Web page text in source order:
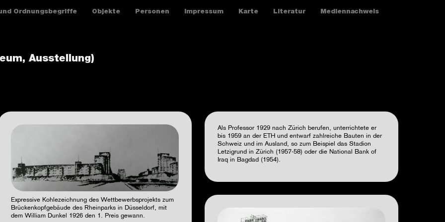
Ordnungsbegriffe Objekte Personen Impressum Karte Literatur Mediennachweis
Ausstellung)
Expressive Kohlezeichnung des Wettbewerbsprojekts zum
Brückenkopfgebäude des Rheinparks in Düsseldorf, mit
dem William Dunkel 1926 den 1. Preis gewann.
Als Professor 1929 nach Zürich berufen, unterrichtete er
bis 1959 an der ETH und entwarf zahlreiche Bauten in der
Schweiz und im Ausland, so zum Beispiel das Stadion
Letzigrund in Zürich (1957-58) oder die National Bank of
Iraq in Bagdad (1954).